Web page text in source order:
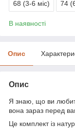
68 (3-6 міс) 74
В наявності
Опис
Опис
Я знаю, що ви
вона зараз перед
Це комплект із